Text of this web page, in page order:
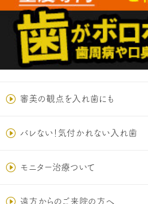
審美の観点を入れ歯にも
バレない！気付かれない入れ歯
モニター治療ついて
遠方からのご来院の方へ